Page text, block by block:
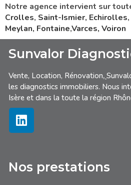
Notre agence intervient sur
Crolles, Saint-Ismier, Echirolles,
Meylan, Fontaine,Varces, Voiron
Sunvalor
Vente, Location, Rénovation,
les diagnostics immobiliers. Nous
Isère et dans la toute la région
Nos prestations